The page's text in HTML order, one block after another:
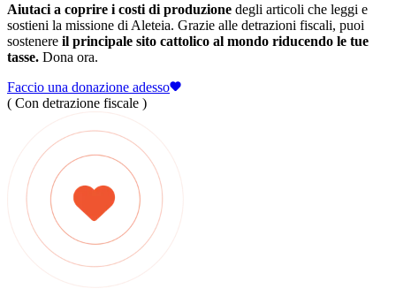
Aiutaci a coprire i costi di produzione degli articoli che leggi e
sostieni la missione di Aleteia. Grazie alle detrazioni fiscali, puoi
sostenere il principale sito cattolico al mondo riducendo le tue
tasse. Dona ora.
Faccio una donazione adesso
( Con detrazione fiscale )